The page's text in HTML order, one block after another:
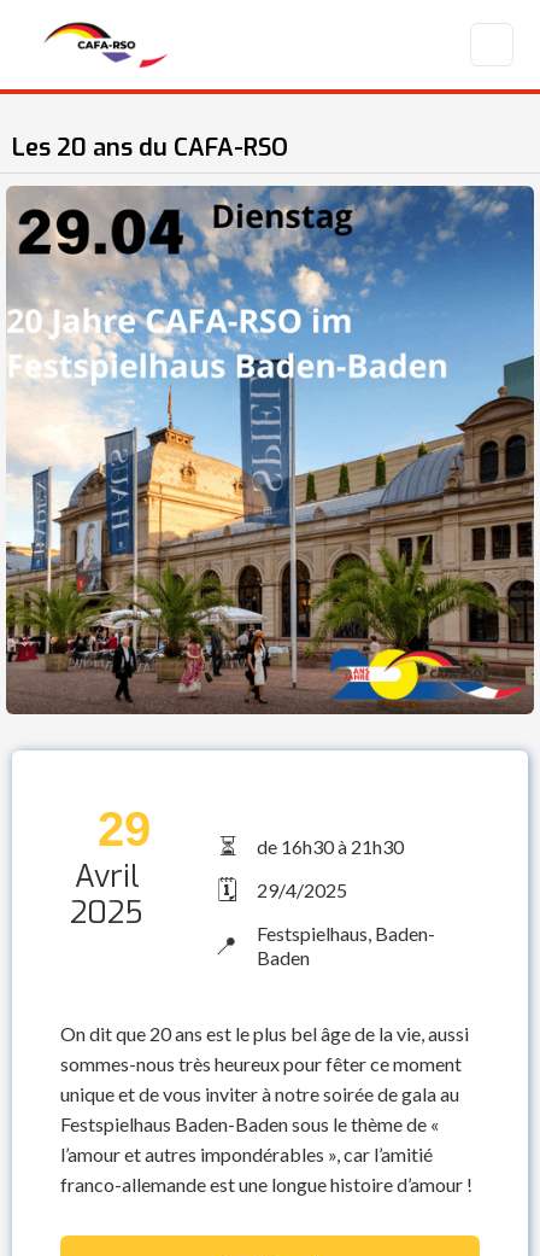
Les 20 ans du CAFA-RSO
29
Avril
2025
⏳ de 16h30 à 21h30
🗓️ 29/4/2025
📍
Festspielhaus, Baden-
Baden
On dit que 20 ans est le plus bel âge de la vie, aussi
sommes-nous très heureux pour fêter ce moment
unique et de vous inviter à notre soirée de gala au
Festspielhaus Baden-Baden sous le thème de «
l’amour et autres impondérables », car l’amitié
franco-allemande est une longue histoire d’amour !